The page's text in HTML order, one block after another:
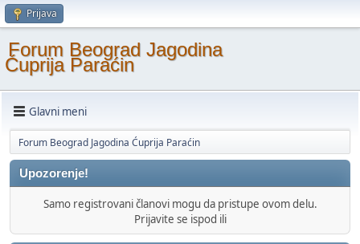
Prijava
Forum Beograd Jagodina
Ćuprija Paraćin
Glavni meni
Forum Beograd Jagodina Ćuprija Paraćin
Upozorenje!
Samo registrovani članovi mogu da pristupe ovom delu.
Prijavite se ispod ili